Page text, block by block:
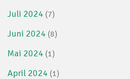
Juli 2024 (7)
Juni 2024 (8)
Mai 2024 (1)
April 2024 (1)